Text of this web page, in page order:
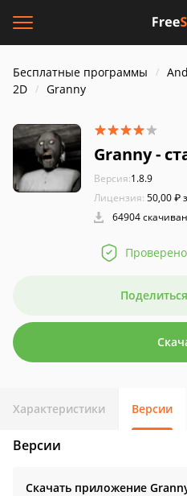
Бесплатные программы
2D
Granny
Granny -
Версия:1.8.9
Лицензия: 50,00 ₽
64904
Характеристики Версии
Версии
Скачать приложение